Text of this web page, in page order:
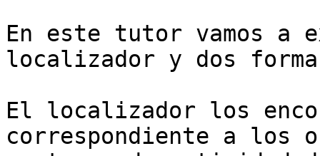
En este tutor vamos a
localizador y dos
El localizador los
correspondiente a los